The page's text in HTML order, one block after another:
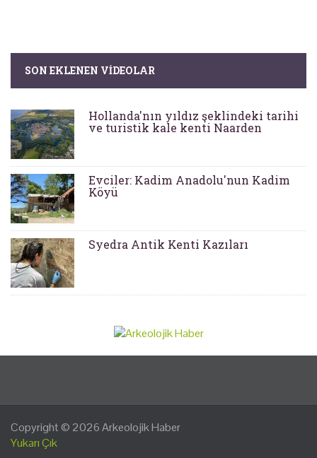
SON EKLENEN VIDEOLAR
Hollanda'nın yıldız şeklindeki tarihi
ve turistik kale kenti Naarden
Evciler: Kadim Anadolu'nun Kadim
Köyü
Syedra Antik Kenti Kazıları
Copyright © 2026Arkeolojik Haber
Yukarı Çık